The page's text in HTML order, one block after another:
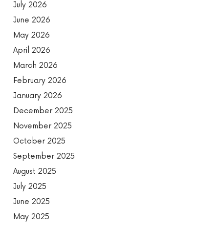
July 2026
June 2026
May 2026
April 2026
March 2026
February 2026
January 2026
December 2025
November 2025
October 2025
September 2025
August 2025
July 2025
June 2025
May 2025